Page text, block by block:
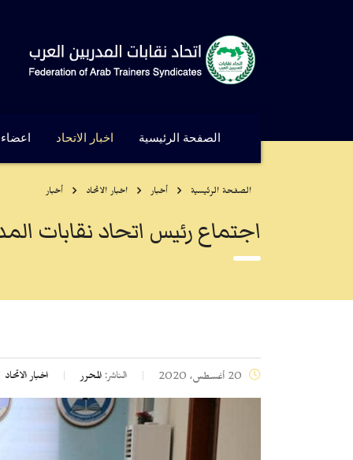
الصفحة الرئيسية اخبار الاتحاد اعضاء
الصفحة الرئيسية أخبار اخبار الاتحاد أخبار
اجتماع رئيس اتحاد نقابات
الناشر: المحرر اخبار الاتحاد